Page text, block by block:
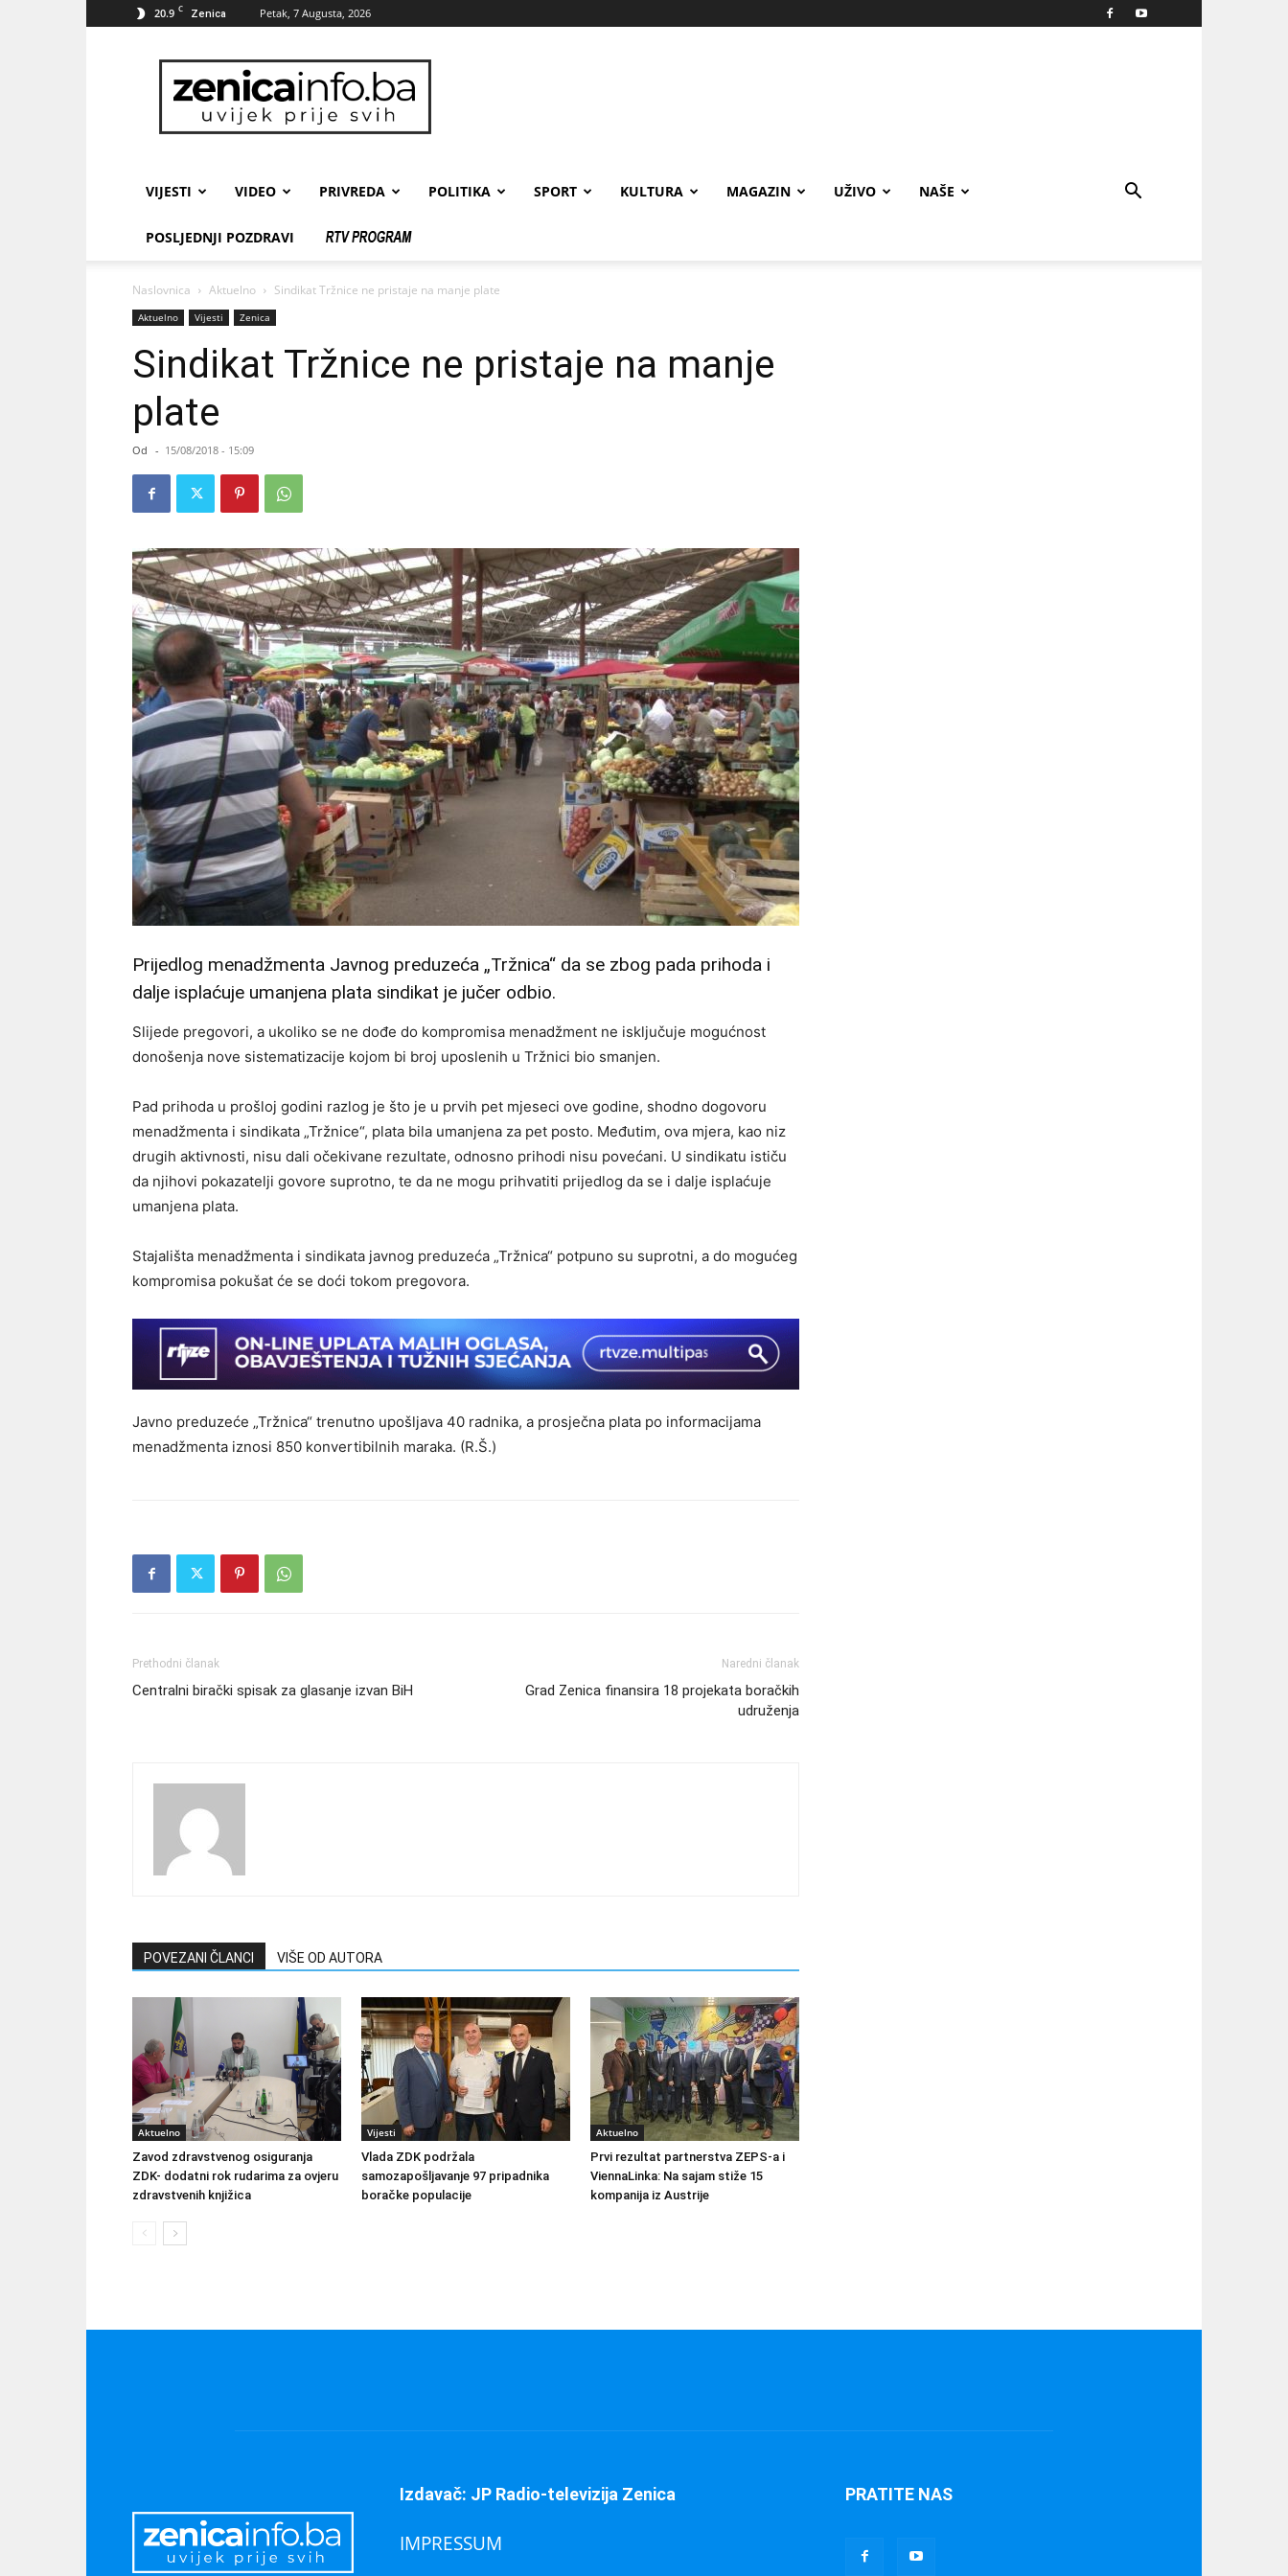
20.9 C Zenica Petak, 7 Augusta, 2026
zenicainfo.ba
VIJESTI VIDEO PRIVREDA POLITIKA SPORT KULTURA MAGAZIN UŽIVO NAŠE
POSLJEDNJI POZDRAVI
Naslovnica Aktuelno Sindikat Tržnice ne pristaje na manje plate
Aktuelno Vijesti Zenica
Sindikat Tržnice ne pristaje na manje
plate
Od - 15/08/2018 - 15:09
Prijedlog menadžmenta Javnog preduzeća „Tržnica“ da se zbog pada prihoda i
dalje isplaćuje umanjena plata sindikat je jučer odbio.
Slijede pregovori, a ukoliko se ne dođe do kompromisa menadžment ne isključuje mogućnost
donošenja nove sistematizacije kojom bi broj uposlenih u Tržnici bio smanjen.
Pad prihoda u prošloj godini razlog je što je u prvih pet mjeseci ove godine, shodno dogovoru
menadžmenta i sindikata „Tržnice“, plata bila umanjena za pet posto. Međutim, ova mjera, kao niz
drugih aktivnosti, nisu dali očekivane rezultate, odnosno prihodi nisu povećani. U sindikatu ističu
da njihovi pokazatelji govore suprotno, te da ne mogu prihvatiti prijedlog da se i dalje isplaćuje
umanjena plata.
Stajališta menadžmenta i sindikata javnog preduzeća „Tržnica“ potpuno su suprotni, a do mogućeg
kompromisa pokušat će se doći tokom pregovora.
Javno preduzeće „Tržnica“ trenutno upošljava 40 radnika, a prosječna plata po informacijama
menadžmenta iznosi 850 konvertibilnih maraka. (R.Š.)
Prethodni članak
Centralni birački spisak za glasanje izvan BiH
Naredni članak
Grad Zenica finansira 18 projekata boračkih
udruženja
POVEZANI ČLANCI VIŠE OD AUTORA
Aktuelno
Zavod zdravstvenog osiguranja
ZDK- dodatni rok rudarima za ovjeru
zdravstvenih knjižica
Vijesti
Vlada ZDK podržala
samozapošljavanje 97 pripadnika
boračke populacije
Aktuelno
Prvi rezultat partnerstva ZEPS-a i
ViennaLinka: Na sajam stiže 15
kompanija iz Austrije
Izdavač: JP Radio-televizija Zenica
IMPRESSUM
PRATITE NAS